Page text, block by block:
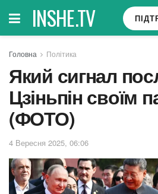
INSHE.TV
Головна Політика
Який сигнал
Цзіньпін своїм
(ФОТО)
4 Вересня 2025, 06:06